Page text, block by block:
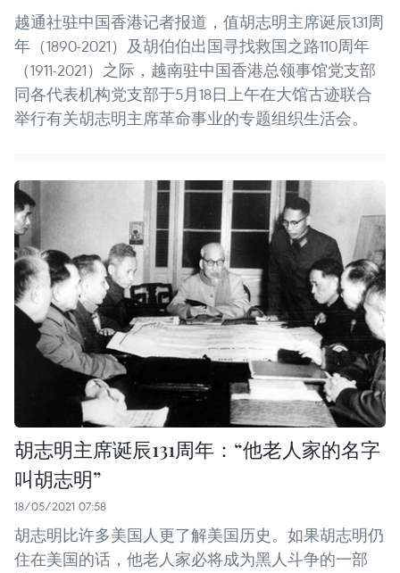
越通社驻中国香港记者报道，值胡志明主席诞辰131周
年（1890-2021）及胡伯伯出国寻找救国之路110周年
（1911-2021）之际，越南驻中国香港总领事馆党支部
同各代表机构党支部于5月18日上午在大馆古迹联合
举行有关胡志明主席革命事业的专题组织生活会。
胡志明主席诞辰131周年：“他老人家的名字
叫胡志明”
18/05/2021 07:58
胡志明比许多美国人更了解美国历史。如果胡志明仍
住在美国的话，他老人家必将成为黑人斗争的一部